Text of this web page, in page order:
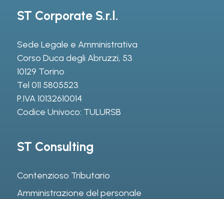
ST Corporate S.r.l.
Sede Legale e Amministrativa
Corso Duca degli Abruzzi, 53
10129 Torino
Tel 011 5805523
P.IVA 10132610014
Codice Univoco: TULURSB
ST Consulting
Contenzioso Tributario
Amministrazione del personale